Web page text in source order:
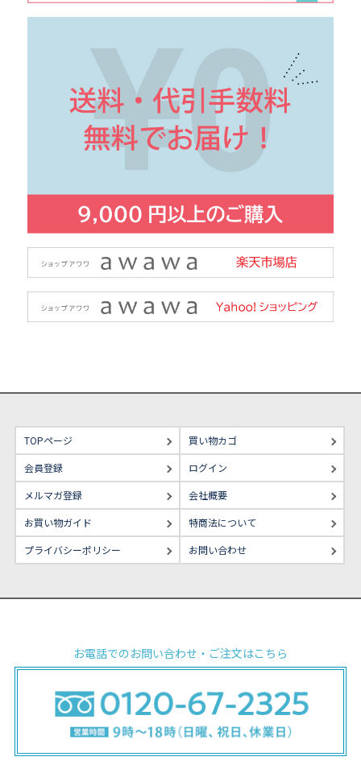
TOPページ
買い物カゴ
会員登録
ログイン
メルマガ登録
会社概要
お買い物ガイド
特商法について
プライバシーポリシー
お問い合わせ
お電話でのお問い合わせ・ご注文はこちら